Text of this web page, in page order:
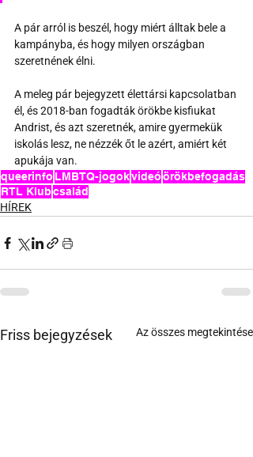
A pár arról is beszél, hogy miért álltak bele a
kampányba, és hogy milyen országban
szeretnének élni.
A meleg pár bejegyzett élettársi kapcsolatban
él, és 2018-ban fogadták örökbe kisfiukat
Andrist, és azt szeretnék, amire gyermekük
iskolás lesz, ne nézzék őt le azért, amiért két
apukája van.
queerinfo LMBTQ-jogokvideóörökbefogadás
RTL Klubcsalád
HÍREK
Friss bejegyzések Az összes megtekintése